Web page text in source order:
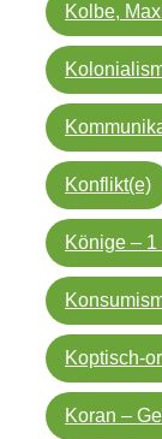
Kolbe,
Konflikt(e)
Könige – 1
Koptisch-
Koran –